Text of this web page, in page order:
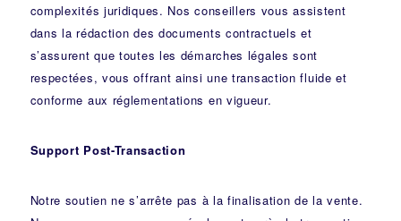
complexités juridiques. Nosconseillers vous assistent
dans la rédaction des documents contractuels et
s’assurent que toutes les démarches légales sont
respectées, vous offrant ainsi une transaction fluide et
conforme aux réglementations en vigueur.
Support Post-Transaction
Notre soutien ne s’arrête pas à la finalisation de la vente.